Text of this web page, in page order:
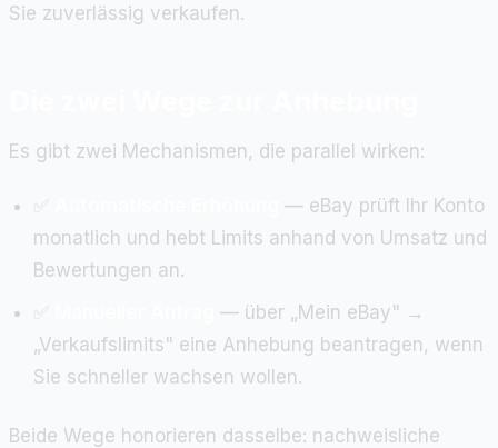
Sie zuverlässig verkaufen.
Es gibt zwei Mechanismen, die parallel wirken:
— eBay prüft Ihr Konto
monatlich und hebt Limits anhand von Umsatz und
Bewertungen an.
— über „Mein eBay" →
„Verkaufslimits" eine Anhebung beantragen, wenn
Sie schneller wachsen wollen.
Beide Wege honorieren dasselbe: nachweisliche